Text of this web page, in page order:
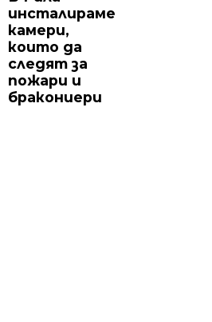
инсталираме
камери,
които да
следят за
пожари и
бракониери